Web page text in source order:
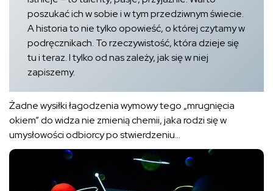
poszukać ich w sobie i w tym przedziwnym świecie.
A historia to nie tylko opowieść, o której czytamy w
podręcznikach. To rzeczywistość, która dzieje się
tu i teraz. I tylko od nas zależy, jak się w niej
zapiszemy.
Żadne wysiłki łagodzenia wymowy tego „mrugnięcia
okiem” do widza nie zmienią chemii, jaka rodzi się w
umysłowości odbiorcy po stwierdzeniu…